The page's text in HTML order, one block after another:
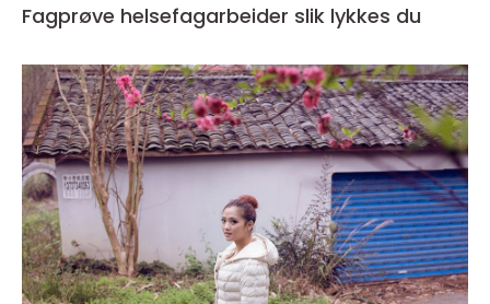
Fagprøve helsefagarbeider slik lykkes du